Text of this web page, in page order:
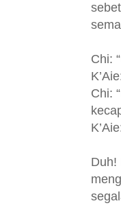
Chi:
Chi:
Duh!